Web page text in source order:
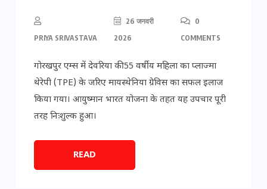
PRIYA SRIVASTAVA
26 जनवरी
2026
0
COMMENTS
गोरखपुर एम्स में देवरिया की 55 वर्षीय महिला का प्लाज्मा
थेरेपी (TPE) के जरिए मायस्थेनिया ग्रेविस का सफल इलाज
किया गया। आयुष्मान भारत योजना के तहत यह उपचार पूरी
तरह निःशुल्क हुआ।
READ